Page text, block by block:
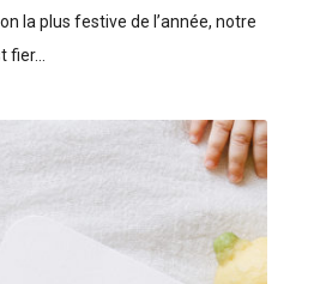
la plus festive de l’année, notre
fier…